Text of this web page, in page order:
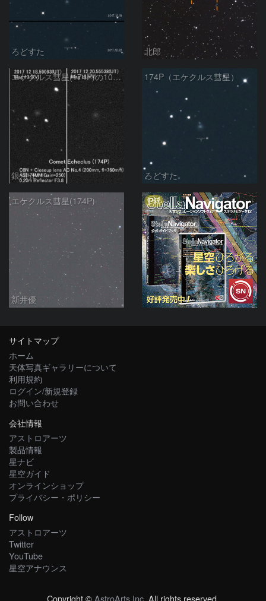
ろどすた 北郎
エケクルス彗星(174P)の10日間の変化
銀河☆
174P（エケクルス彗星）
ろどすた
エケクルス彗星(174P)
新井優
PR
サイトマップ
ホーム
天体写真ギャラリーについて
利用規約
ログイン/新規登録
お問い合わせ
会社情報
アストロアーツ
製品情報
星ナビ
星空ガイド
オンラインショップ
プライバシー・ポリシー
Follow
アストロアーツ
Twitter
YouTube
星空アナウンス
Copyright © AstroArts Inc . All rights reserved.